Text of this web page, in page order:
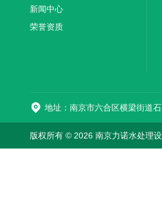
新闻中心
荣誉资质
地址：南京市六合区横梁街道
版权所有 © 2026 南京力诺水处理